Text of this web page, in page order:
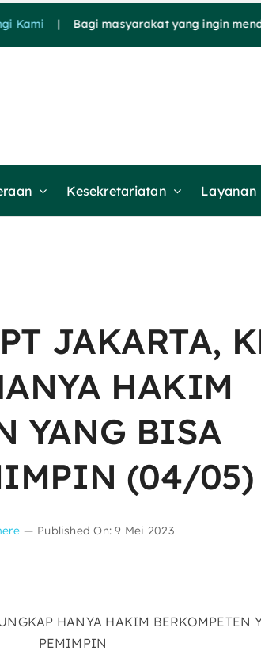
| Bagi masyarakat yang ingin
Kesekretariatan Layanan
JAKARTA,
HAKIM
YANG BISA
(04/05)
— Published On: 9 Mei 2023
HANYA HAKIM BERKOMPETEN
PEMIMPIN